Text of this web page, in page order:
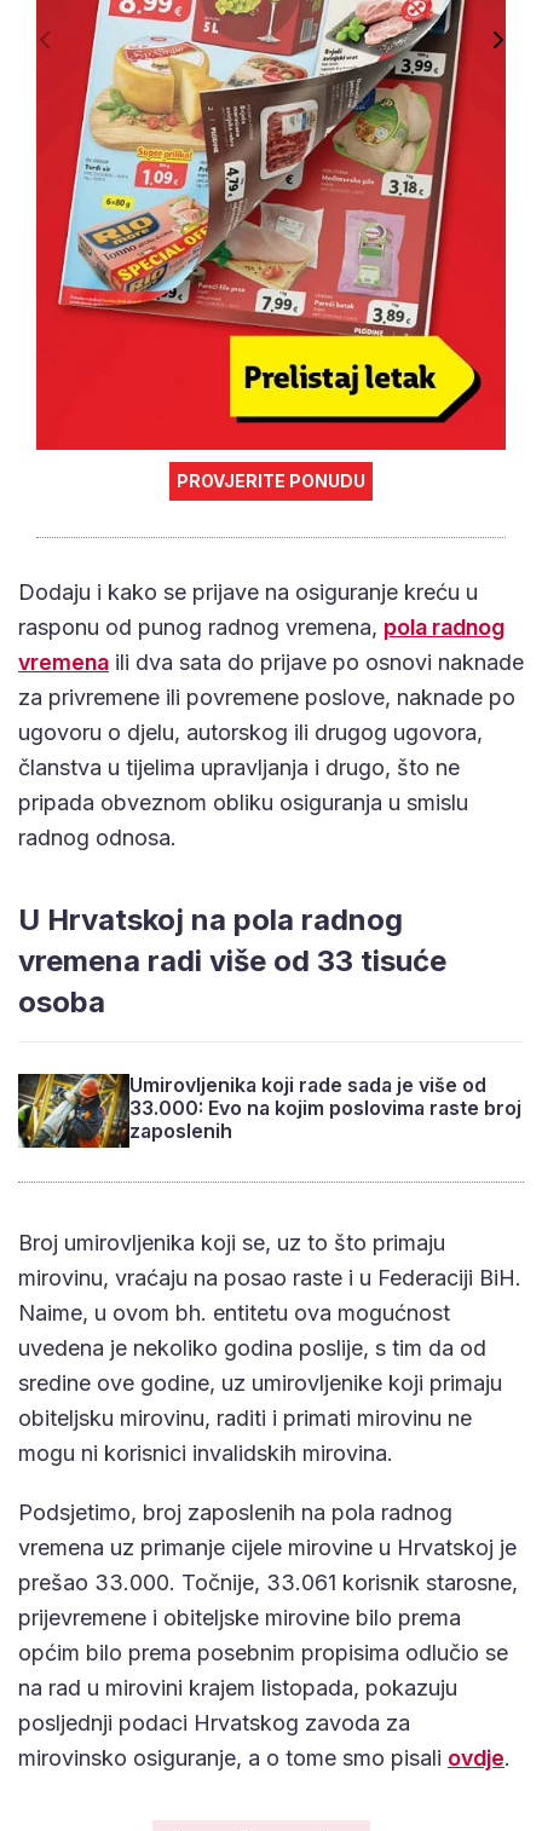
PROVJERITE PONUDU
Dodaju i kako se prijave na osiguranje kreću u
rasponu od punog radnog vremena, pola radnog
vremena ili dva sata do prijave po osnovi naknade
za privremene ili povremene poslove, naknade po
ugovoru o djelu, autorskog ili drugog ugovora,
članstva u tijelima upravljanja i drugo, što ne
pripada obveznom obliku osiguranja u smislu
radnog odnosa.
U Hrvatskoj na pola radnog
vremena radi više od 33 tisuće
osoba
Umirovljenika koji rade sada je više od
33.000: Evo na kojim poslovima raste broj
zaposlenih
Broj umirovljenika koji se, uz to što primaju
mirovinu, vraćaju na posao raste i u Federaciji BiH.
Naime, u ovom bh. entitetu ova mogućnost
uvedena je nekoliko godina poslije, s tim da od
sredine ove godine, uz umirovljenike koji primaju
obiteljsku mirovinu, raditi i primati mirovinu ne
mogu ni korisnici invalidskih mirovina.
Podsjetimo, broj zaposlenih na pola radnog
vremena uz primanje cijele mirovine u Hrvatskoj je
prešao 33.000. Točnije, 33.061 korisnik starosne,
prijevremene i obiteljske mirovine bilo prema
općim bilo prema posebnim propisima odlučio se
na rad u mirovini krajem listopada, pokazuju
posljednji podaci Hrvatskog zavoda za
mirovinsko osiguranje, a o tome smo pisali ovdje.